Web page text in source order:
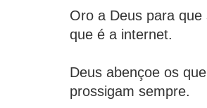
Oro a Deus para
que é a internet.
Deus abençoe os
prossigam sempre.